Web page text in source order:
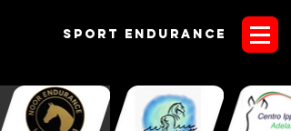
Sport endurANCE